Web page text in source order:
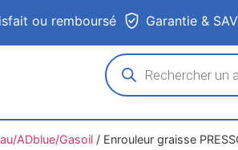
ou remboursé Garantie & SAV
ADblue/Gasoil/ Enrouleur graisse